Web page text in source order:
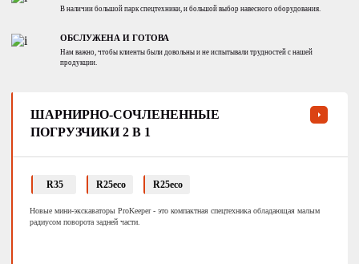
В наличии большой парк спецтехники, и большой выбор навесного оборудования.
ОБСЛУЖЕНА И ГОТОВА
Нам важно, чтобы клиенты были довольны и не испытывали трудностей с нашей
продукции.
ШАРНИРНО-СОЧЛЕНЕННЫЕ
ПОГРУЗЧИКИ 2 В 1
R35 R25eco R25eco
Новые мини-экскаваторы ProKeeper - это компактная спецтехника обладающая малым
радиусом поворота задней части.